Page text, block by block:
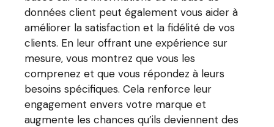
données client peut également vous aider à
améliorer la satisfaction et la fidélité de vos
clients. En leur offrant une expérience sur
mesure, vous montrez que vous les
comprenez et que vous répondez à leurs
besoins spécifiques. Cela renforce leur
engagement envers votre marque et
augmente les chances qu’ils deviennent des